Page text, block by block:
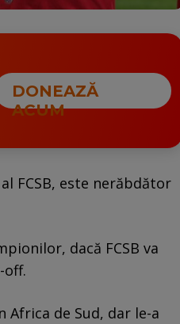
DONEAZĂ
ACUM
FCSB, este nerăbdător
dacă FCSB va
off.
Africa de Sud, dar le-a